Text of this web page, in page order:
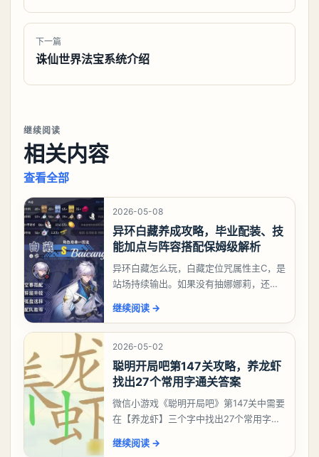
下一篇
诛仙世界法宝系统介绍
继续阅读
相关内容
查看全部
2026-05-08
异环白藏养成攻略，毕业配装、技
能加点与阵容搭配保姆级解析
异环白藏怎么玩，白藏定位咒属性主C，是
站场持续输出。如果没有抽娜娜莉，还没
有娜娜莉缺另外一个二队C想打深渊也可以
考虑养个白藏
继续阅读 →
2026-05-02
聪明开局吧第147关攻略，养龙虾
找出27个常用字通关答案
微信小游戏《聪明开局吧》第147关中需要
在【养龙虾】三个字中找出27个常用字，
大、夫、夰、巾、中、虫、下、虾、卜、
继续阅读 →